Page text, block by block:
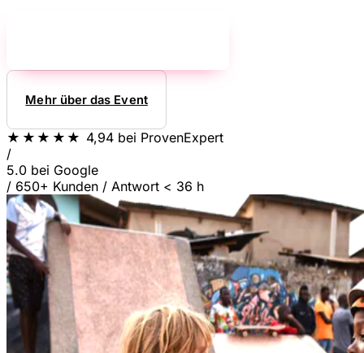
Mehr über das Event
★★★★★ 4,94 bei ProvenExpert
/
5.0 bei Google
/ 650+ Kunden / Antwort < 36 h